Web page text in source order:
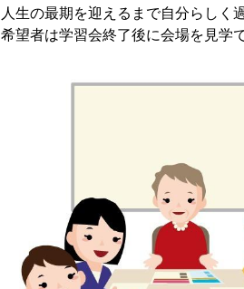
人生の最期を迎えるまで自分らしく
希望者は学習会終了後に会場を見学